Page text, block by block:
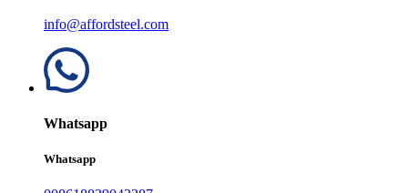
info@affordsteel.com
Whatsapp
Whatsapp